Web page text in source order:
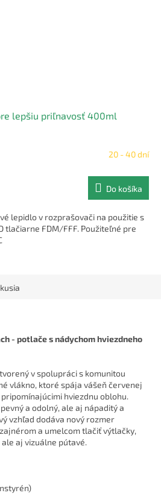
lepšiu priľnavosť 400ml
20 - 40 dní
Do košíka
lepidlo v rozprašovači na použitie s
tlačiarne FDM/FFF. Použiteľné pre
- potlače s nádychom hviezdneho
v spolupráci s komunitou
vlákno, ktoré spája vášeň červenej
hviezdnu oblohu.
a odolný, ale aj nápaditý a
vzhľad dodáva nový rozmer
a umelcom tlačiť výtlačky,
aj vizuálne pútavé.